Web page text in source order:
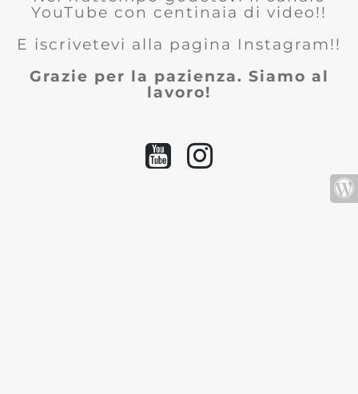
YouTube con centinaia di video!!
E iscrivetevi alla pagina Instagram!!
Grazie per la pazienza. Siamo al
lavoro!